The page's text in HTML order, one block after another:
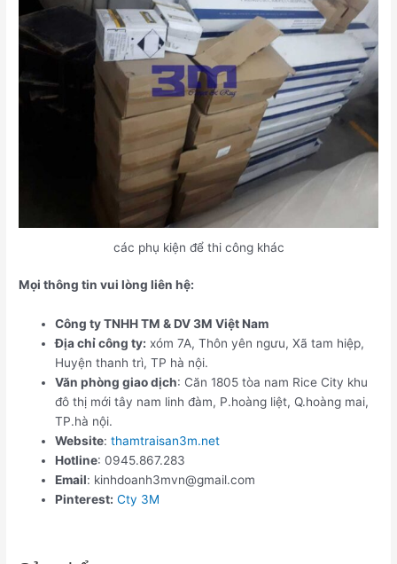
các phụ kiện để thi công khác
Mọi thông tin vui lòng liên hệ:
Công ty TNHH TM & DV 3M Việt Nam
Địa chỉ công ty: xóm 7A, Thôn yên ngưu, Xã tam hiệp,
Huyện thanh trì, TP hà nội.
Văn phòng giao dịch: Căn 1805 tòa nam Rice City khu
đô thị mới tây nam linh đàm, P.hoàng liệt, Q.hoàng mai,
TP.hà nội.
Website:thamtraisan3m.net
Hotline: 0945.867.283
Email: kinhdoanh3mvn@gmail.com
Pinterest: Cty 3M